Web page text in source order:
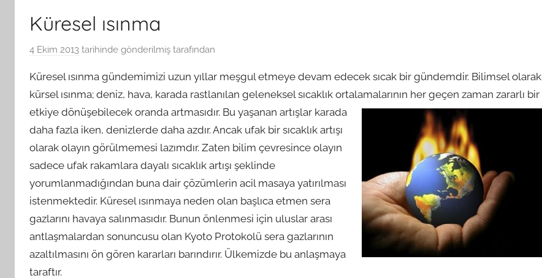
Küresel ısınma
4 Ekim 2013 tarihinde gönderilmiş tarafından
Küresel ısınma gündemimizi uzun yıllar meşgul etmeye devam edecek sıcak bir gündemdir. Bilimsel olarak
kürsel ısınma; deniz, hava, karada rastlanılan geleneksel sıcaklık ortalamalarının her geçen zaman zararlı bir
etkiye dönüşebilecek oranda artmasıdır. Bu yaşanan artışlar karada
daha fazla iken, denizlerde daha azdır. Ancak ufak bir sıcaklık artışı
olarak olayın görülmemesi lazımdır. Zaten bilim çevresince olayın
sadece ufak rakamlara dayalı sıcaklık artışı şeklinde
yorumlanmadığından buna dair çözümlerin acil masaya yatırılması
istenmektedir. Küresel ısınmaya neden olan başlıca etmen sera
gazlarını havaya salınmasıdır. Bunun önlenmesi için uluslar arası
antlaşmalardan sonuncusu olan Kyoto Protokolü sera gazlarının
azaltılmasını ön gören kararları barındırır. Ülkemizde bu anlaşmaya
taraftır.